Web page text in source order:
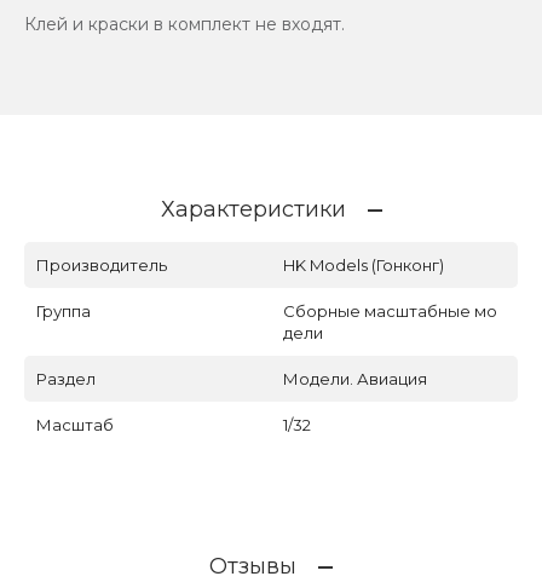
Клей и краски в комплект не входят.
Характеристики
Производитель HK Models (Гонконг)
Группа
Сборные масштабные мо
дели
Раздел Модели. Авиация
Масштаб 1/32
Отзывы